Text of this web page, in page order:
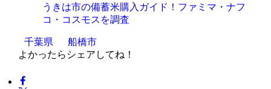
うきは市の備蓄米購入ガイド！ファミマ・ナフ
コ・コスモスを調査
千葉県
船橋市
よかったらシェアしてね！